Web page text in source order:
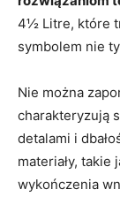
4½ Litre, ⁢które
⁤symbolem nie
Nie można
charakteryzują
detalami i⁢
materiały, takie
wykończenia